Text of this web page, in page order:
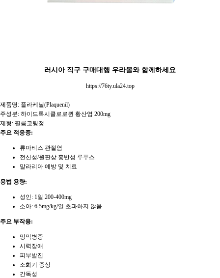
러시아 직구 구매대행 우라몰와 함께하세요
https://76ty.ula24.top
제품명: 플라케닐(Plaquenil)
주성분: 하이드록시클로로퀸 황산염 200mg
제형: 필름코팅정
주요 적응증:
류마티스 관절염
전신성/원판상 홍반성 루푸스
말라리아 예방 및 치료
용법 용량:
성인: 1일 200-400mg
소아: 6.5mg/kg/일 초과하지 않음
주요 부작용:
망막병증
시력장애
피부발진
소화기 증상
간독성